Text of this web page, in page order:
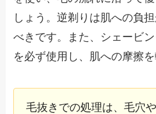
しょう。逆剃りは肌への負
べきです。また、シェービ
を必ず使用し、肌への摩擦
毛抜きでの処理は、毛穴